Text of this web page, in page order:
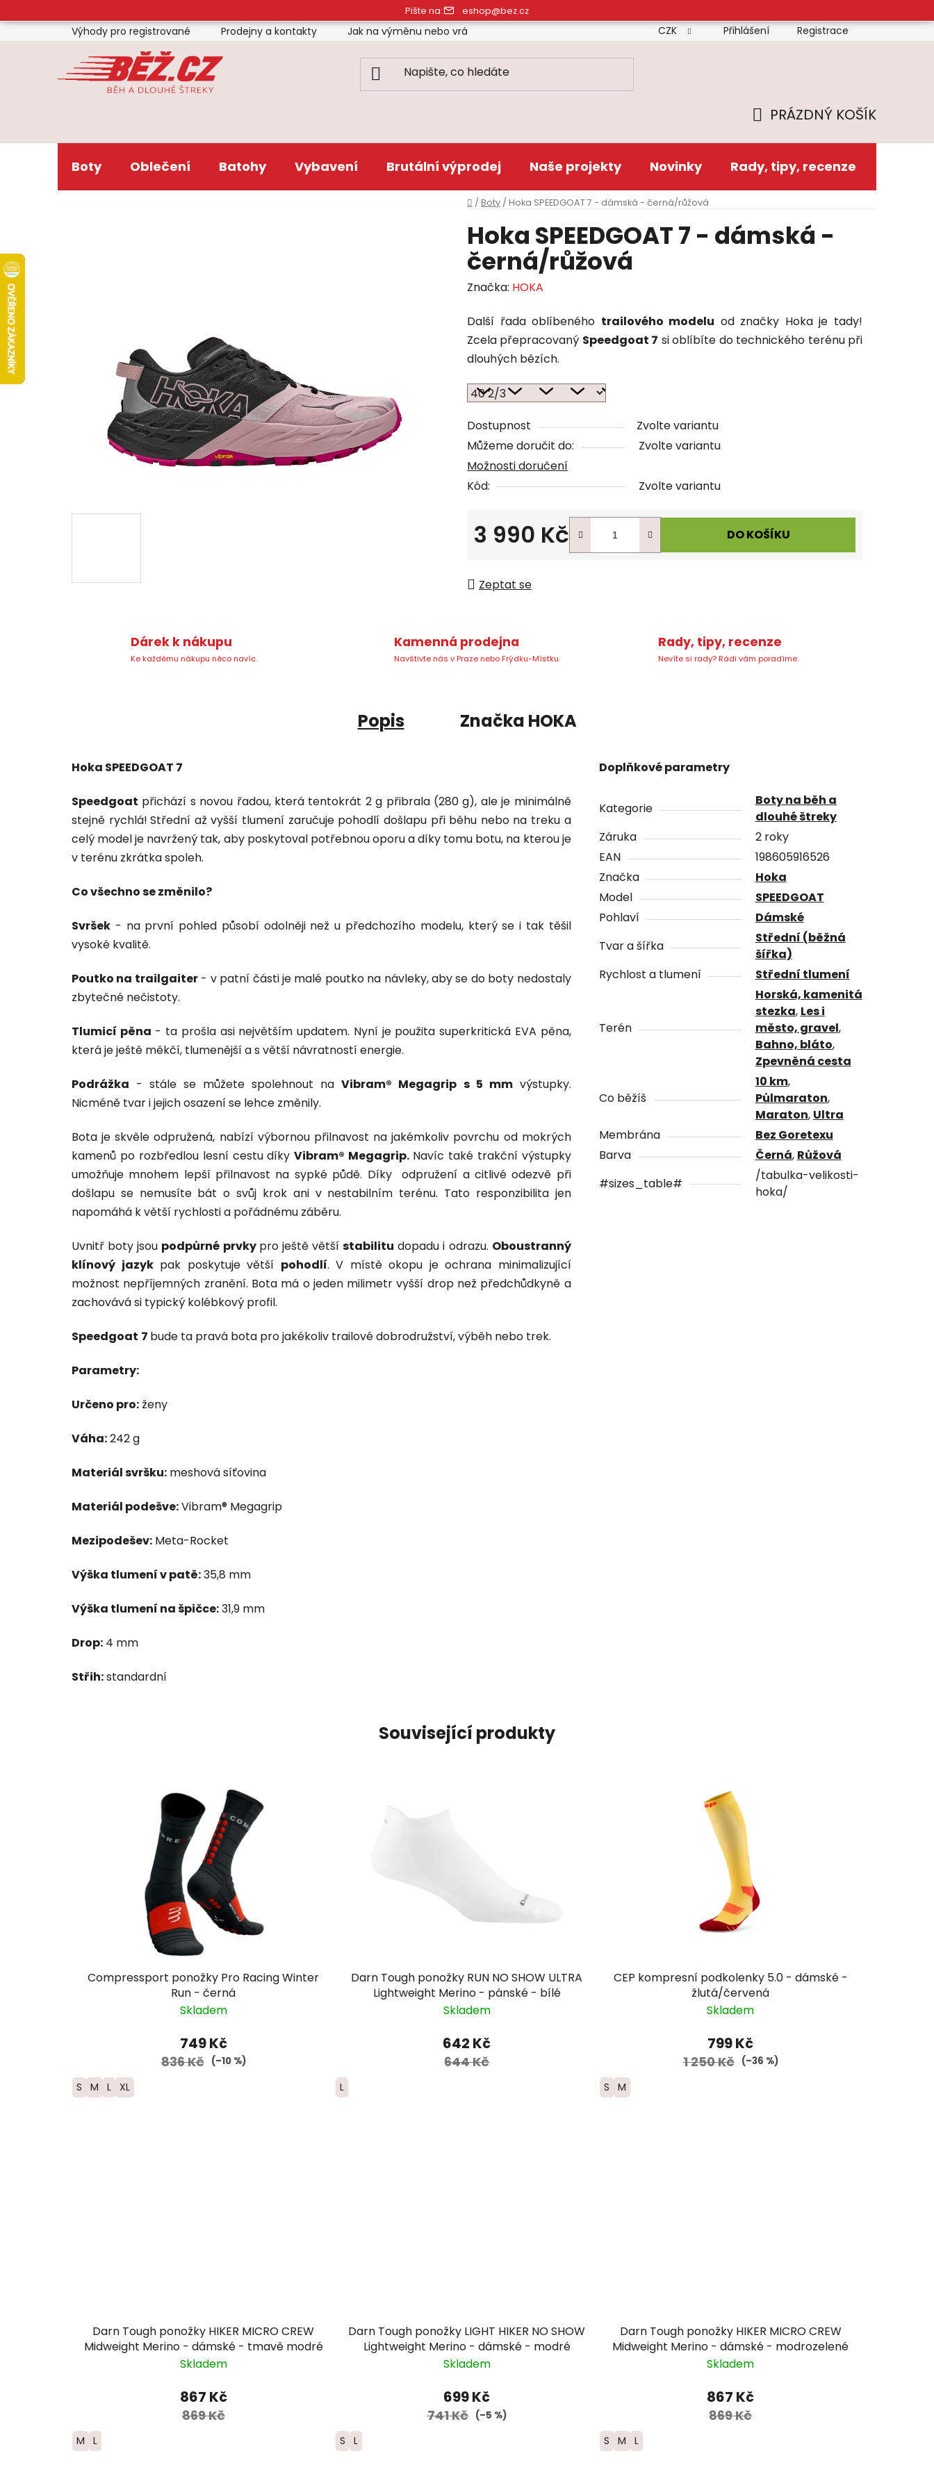
na
obsah
Pište na: eshop@bez.cz
Výhody pro registrované Prodejny a kontakty Jak na výměnu nebo vrácení zboží Doprava Platba Reklamační řád
CZK Přihlášení Registrace
KOŠÍK
PRÁZDNÝ KOŠÍK
Boty Oblečení Batohy Vybavení Brutální výprodej Naše projekty Novinky Rady, tipy, recenze
Domů
/ Boty / Hoka SPEEDGOAT 7 - dámská - černá/růžová
Hoka SPEEDGOAT 7 - dámská -
černá/růžová
Značka: HOKA
Další řada oblíbeného trailového modelu od značky Hoka je tady!
Zcela přepracovaný Speedgoat 7 si oblíbíte do technického terénu při
dlouhých bězích.
Dostupnost
Zvolte variantu
Můžeme doručit do:
Zvolte variantu
Možnosti doručení
Kód:
Zvolte variantu
3 990 Kč DO KOŠÍKU
Zeptat se
Dárek k nákupu
Ke každému nákupu něco navíc.
Kamenná prodejna
Navštivte nás v Praze nebo Frýdku-Místku.
Rady, tipy, recenze
Nevíte si rady? Rádi vám poradíme.
Popis Značka HOKA
Hoka SPEEDGOAT 7
Speedgoat přichází s novou řadou, která tentokrát 2 g přibrala (280 g), ale je minimálně
stejně rychlá! Střední až vyšší tlumení zaručuje pohodlí došlapu při běhu nebo na treku a
celý model je navržený tak, aby poskytoval potřebnou oporu a díky tomu botu, na kterou je
v terénu zkrátka spoleh.
Co všechno se změnilo?
Svršek - na první pohled působí odolněji než u předchozího modelu, který se i tak těšil
vysoké kvalitě.
Poutko na trailgaiter- v patní části je malé poutko na návleky, aby se do boty nedostaly
zbytečné nečistoty.
Tlumicí pěna - ta prošla asi největším updatem. Nyní je použita superkritická EVA pěna,
která je ještě měkčí, tlumenější a s větší návratností energie.
Podrážka - stále se můžete spolehnout naVibram® Megagrip s 5 mmvýstupky.
Nicméně tvar i jejich osazení se lehce změnily.
Bota je skvěle odpružená, nabízí výbornou přilnavost na jakémkoliv povrchu od mokrých
kamenů po rozbředlou lesní cestu díky Vibram® Megagrip. Navíc také trakční výstupky
umožňuje mnohem lepší přilnavost na sypké půdě. Díky odpružení a citlivé odezvě při
došlapu se nemusíte bát o svůj krok ani v nestabilním terénu. Tato responzibilita jen
napomáhá k větší rychlosti a pořádnému záběru.
Uvnitř boty jsou podpůrné prvky pro ještě většístabilitu dopadu i odrazu. Oboustranný
klínový jazykpak poskytuje větší pohodlí. V místě okopu je ochrana minimalizující
možnost nepříjemných zranění. Bota má o jeden milimetr vyšší drop než předchůdkyně a
zachovává si typický kolébkový profil.
Speedgoat 7 bude ta pravá bota pro jakékoliv trailové dobrodružství, výběh nebo trek.
Parametry:
Určeno pro: ženy
Váha:242 g
Materiál svršku: meshová síťovina
Materiál podešve:Vibram® Megagrip
Mezipodešev: Meta-Rocket
Výška tlumení v patě:35,8 mm
Výška tlumení na špičce:31,9 mm
Drop: 4 mm
Střih:standardní
Doplňkové parametry
Kategorie
Boty na běh a
dlouhé štreky
Záruka
2 roky
EAN
198605916526
Značka
Hoka
Model
SPEEDGOAT
Pohlaví
Dámské
Tvar a šířka
Střední (běžná
šířka)
Rychlost a tlumení
Střední tlumení
Terén
Horská, kamenitá
stezka, Les i
město, gravel,
Bahno, bláto,
Zpevněná cesta
Co běžíš
10 km,
Půlmaraton,
Maraton, Ultra
Membrána
Bez Goretexu
Barva
Černá, Růžová
#sizes_table#
/tabulka-velikosti-
hoka/
Související produkty
Compressport ponožky Pro Racing Winter
Run - černá
Skladem
749 Kč
836 Kč (–10 %)
S M L XL
Darn Tough ponožky RUN NO SHOW ULTRA
Lightweight Merino - pánské - bílé
Skladem
642 Kč
644 Kč
L
CEP kompresní podkolenky 5.0 - dámské -
žlutá/červená
Skladem
799 Kč
1 250 Kč (–36 %)
S M
Darn Tough ponožky HIKER MICRO CREW
Midweight Merino - dámské - tmavě modré
Skladem
867 Kč
869 Kč
M L
Darn Tough ponožky LIGHT HIKER NO SHOW
Lightweight Merino - dámské - modré
Skladem
699 Kč
741 Kč (–5 %)
S L
Darn Tough ponožky HIKER MICRO CREW
Midweight Merino - dámské - modrozelené
Skladem
867 Kč
869 Kč
S M L